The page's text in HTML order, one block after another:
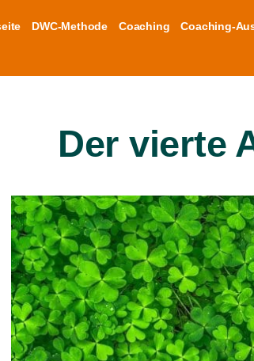
DWC-Methode Coaching Coaching-
Der vierte